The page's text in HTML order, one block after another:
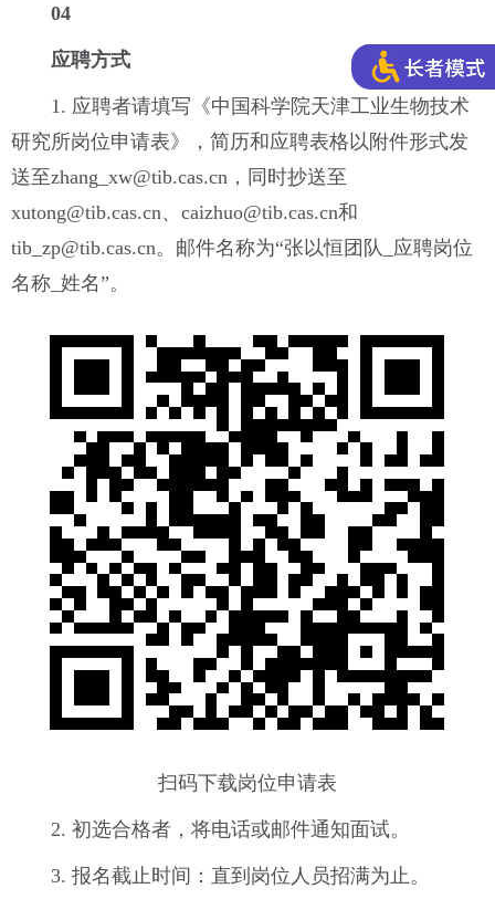
04
应聘方式
1. 应聘者请填写《中国科学院天津工业生物技术
研究所岗位申请表》，简历和应聘表格以附件形式发
送至zhang_xw@tib.cas.cn，同时抄送至
xutong@tib.cas.cn、caizhuo@tib.cas.cn和
tib_zp@tib.cas.cn。邮件名称为“张以恒团队_应聘岗位
名称_姓名”。
扫码下载岗位申请表
2. 初选合格者，将电话或邮件通知面试。
3. 报名截止时间：直到岗位人员招满为止。